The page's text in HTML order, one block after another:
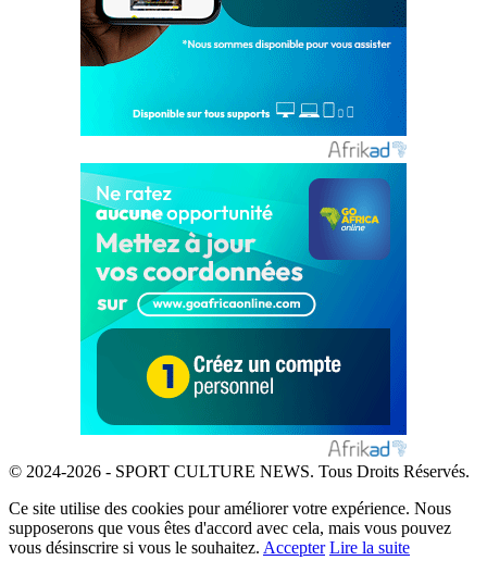
© 2024-2026 - SPORT CULTURE NEWS. Tous Droits Réservés.
Ce site utilise des cookies pour améliorer votre expérience. Nous
supposerons que vous êtes d'accord avec cela, mais vous pouvez
vous désinscrire si vous le souhaitez. Accepter Lire la suite